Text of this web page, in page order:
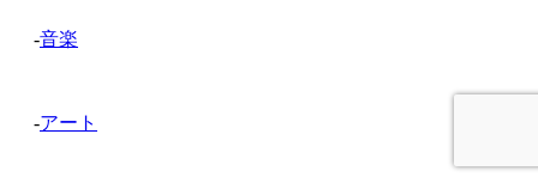
-音楽
-アート